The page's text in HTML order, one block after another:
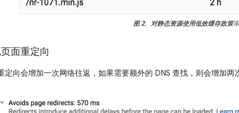
图 2。 对静态资源使用低效缓存政策
面重定向
定向会增加一次网络往返，如果需要额外的 DNS 查找，则会增加两